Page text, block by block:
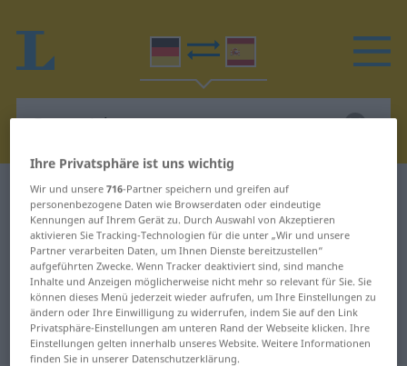
Deutsch-Spanisch Wörterbuch Gegenrichtung
Deutsch-Spanisch Übersetzung für
"Gegenrichtung"
"Gegenrichtung" Spanisch
Übersetzung
Ihre Privatsphäre ist uns wichtig
Wir und unsere716-Partner speichern und greifen auf
personenbezogene Daten wie Browserdaten oder eindeutige
Kennungen auf Ihrem Gerät zu. Durch Auswahl von Akzeptieren
aktivieren Sie Tracking-Technologien für die unter „Wir und unsere
Partner verarbeiten Daten, um Ihnen Dienste bereitzustellen“
aufgeführten Zwecke. Wenn Tracker deaktiviert sind, sind manche
Inhalte und Anzeigen möglicherweise nicht mehr so relevant für Sie. Sie
können dieses Menü jederzeit wieder aufrufen, um Ihre Einstellungen zu
ändern oder Ihre Einwilligung zu widerrufen, indem Sie auf den Link
Privatsphäre-Einstellungen am unteren Rand der Webseite klicken. Ihre
Einstellungen gelten innerhalb unseres Website. Weitere Informationen
finden Sie in unserer Datenschutzerklärung.